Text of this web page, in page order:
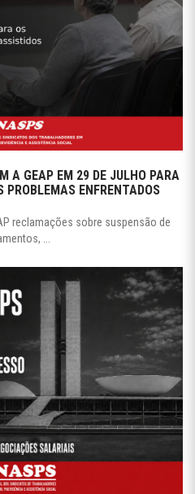
A GEAP EM 29 DE JULHO PARA
PROBLEMAS ENFRENTADOS
reclamações sobre suspensão de
...